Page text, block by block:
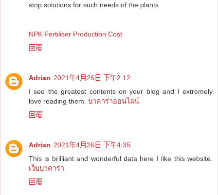
stop solutions for such needs of the plants.
NPK Fertiliser Production Cost
回覆
Adrian 2021年4月26日 下午2:12
I see the greatest contents on your blog and I extremely
love reading them. บาคาร่าออนไลน์
回覆
Adrian 2021年4月26日 下午4:35
This is brilliant and wonderful data here I like this website.
เว็บบาคาร่า
回覆